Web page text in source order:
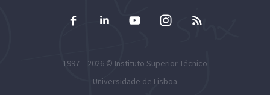
1997 – 2026 © Instituto Superior Técnico
Universidade de Lisboa